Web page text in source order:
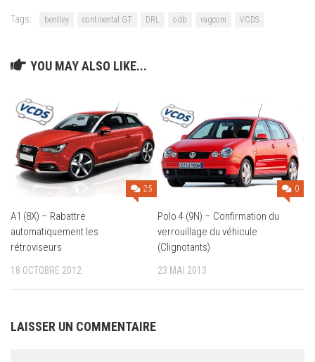
Tags: bentley continental GT DRL odb vagcom VCDS
YOU MAY ALSO LIKE...
25
A1 (8X) – Rabattre
automatiquement les
rétroviseurs
18 OCTOBRE 2012
0
Polo 4 (9N) – Confirmation du
verrouillage du véhicule
(Clignotants)
23 MAI 2013
LAISSER UN COMMENTAIRE